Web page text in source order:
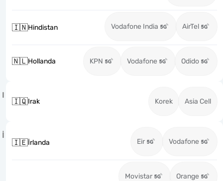
🇮🇳Hindistan Vodafone India AirTel
🇳🇱Hollanda KPN Vodafone Odido
I
🇮🇶Irak Korek Asia Cell
İ
🇮🇪İrlanda Eir Vodafone
Movistar Orange